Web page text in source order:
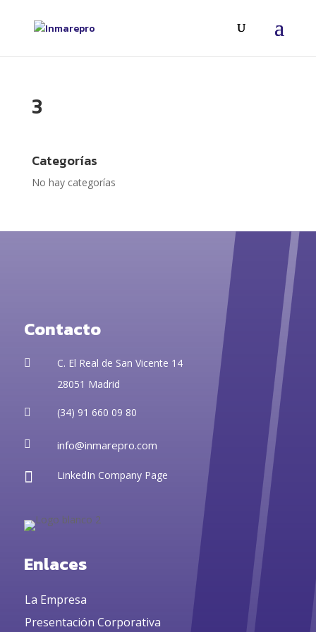
3
Categorías
No hay categorías
Contacto

C. El Real de San Vicente 14
28051 Madrid
 (34) 91 660 09 80
 info@inmarepro.com
 LinkedIn Company Page
Enlaces
La Empresa
Presentación Corporativa